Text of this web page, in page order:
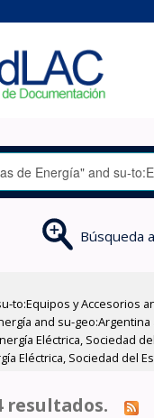
Búsqueda
y Accesorios
and su-
Eléctrica, Sociedad
Eléctrica, Sociedad del
resultados.